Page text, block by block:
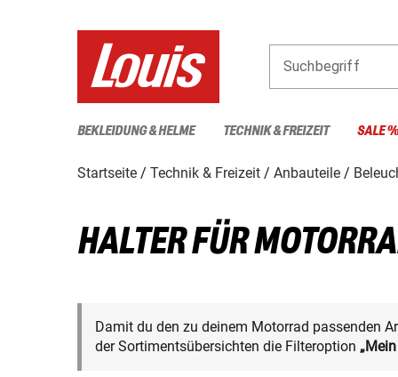
Suchbegriff
BEKLEIDUNG & HELME TECHNIK & FREIZEIT SALE %
Startseite Technik & Freizeit Anbauteile
HALTER FÜR
Damit du den zu deinem Motorrad passenden
der Sortimentsübersichten die Filteroption